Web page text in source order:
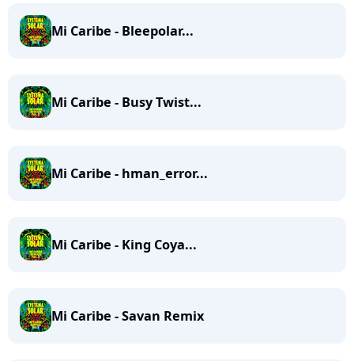
Mi Caribe - Bleepolar...
Mi Caribe - Busy Twist...
Mi Caribe - hman_error...
Mi Caribe - King Coya...
Mi Caribe - Savan Remix